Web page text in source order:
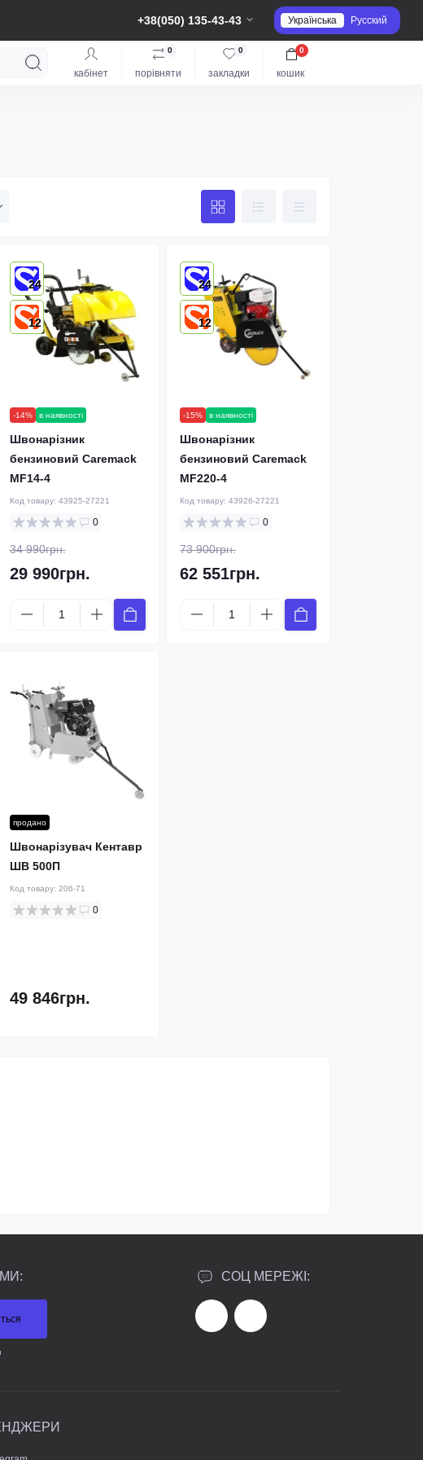
+38(050) 135-43-43 Українська Русский
кабінет порівняти
0
закладки
0
кошик
0
-14% в наявності
24
12
Швонарізник
бензиновий Caremack
MF14-4
Код товару: 43925-27221
0
34 990грн.
29 990грн.
-15% в наявності
24
12
Швонарізник
бензиновий Caremack
MF220-4
Код товару:43926-27221
0
73 900грн.
62 551грн.
продано
Швонарізувач Кентавр
ШВ 500П
Код товару: 206-71
0
49 846грн.
СОЦ МЕРЕЖІ: